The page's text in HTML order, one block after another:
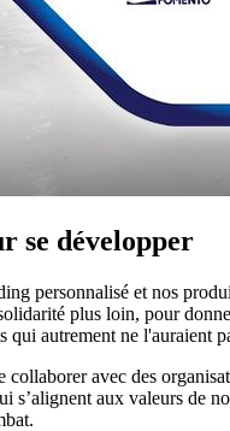
se développer
personnalisé et nos
plus loin, pour
qui autrement ne l'auraient
collaborer avec des
s’alignent aux valeurs de